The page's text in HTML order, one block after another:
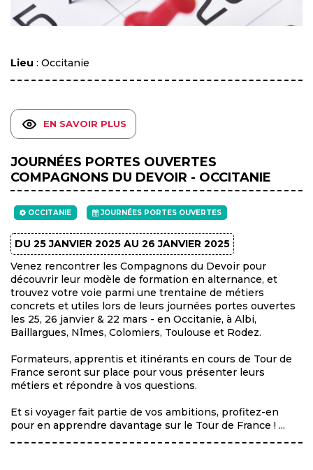
Lieu : Occitanie
EN SAVOIR PLUS
JOURNÉES PORTES OUVERTES
COMPAGNONS DU DEVOIR - OCCITANIE
OCCITANIE JOURNÉES PORTES OUVERTES
DU 25 JANVIER 2025 AU 26 JANVIER 2025
Venez rencontrer les Compagnons du Devoir pour
découvrir leur modèle de formation en alternance, et
trouvez votre voie parmi une trentaine de métiers
concrets et utiles lors de leurs journées portes ouvertes
les 25, 26 janvier & 22 mars - en Occitanie, à Albi,
Baillargues, Nîmes, Colomiers, Toulouse et Rodez.
Formateurs, apprentis et itinérants en cours de Tour de
France seront sur place pour vous présenter leurs
métiers et répondre à vos questions.
Et si voyager fait partie de vos ambitions, profitez-en
pour en apprendre davantage sur le Tour de France ! ...